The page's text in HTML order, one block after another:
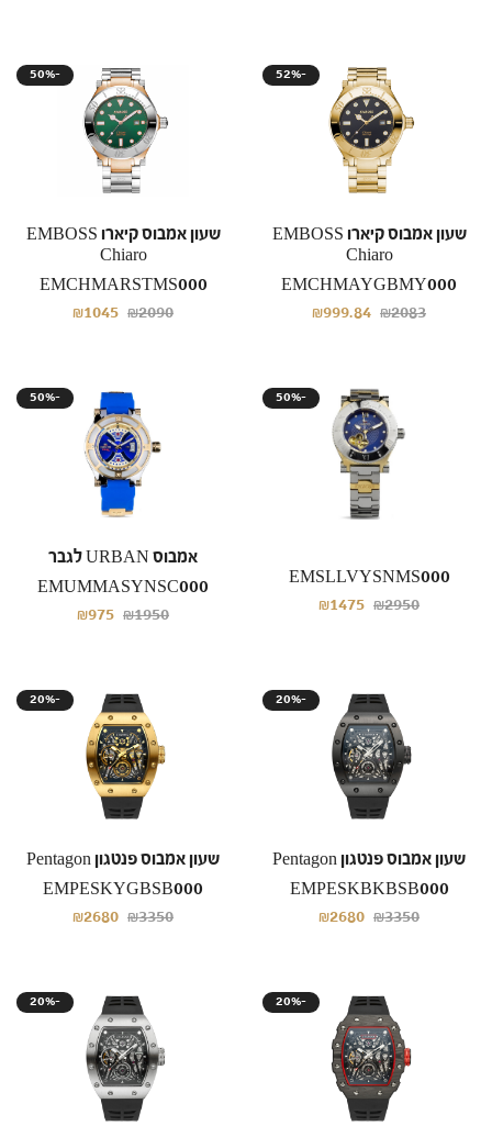
50%-
שעון אמבוס קיארו EMBOSS
Chiaro
EMCHMARSTMS000
₪1045 ₪2090
52%-
שעון אמבוס קיארו EMBOSS
Chiaro
EMCHMAYGBMY000
₪999.84 ₪2083
50%-
אמבוס URBAN לגבר
EMUMMASYNSC000
₪975 ₪1950
50%-
EMSLLVYSNMS000
₪1475 ₪2950
20%-
שעון אמבוס פנטגון Pentagon
EMPESKYGBSB000
₪2680 ₪3350
20%-
שעון אמבוס פנטגון Pentagon
EMPESKBKBSB000
₪2680 ₪3350
20%- 20%-